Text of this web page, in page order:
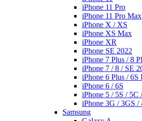
iPhone 11 Pro
iPhone 11 Pro Max
iPhone X / XS
iPhone XS Max
iPhone XR
iPhone SE 2022
iPhone 7 Plus / 8
iPhone 7 / 8 / SE
iPhone 6 Plus / 6S
iPhone 6 / 6S
iPhone 5 / 5S / 5C
iPhone 3G / 3GS /
Samsung